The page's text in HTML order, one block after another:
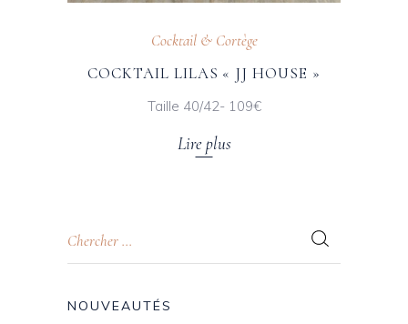
Cocktail & Cortège
COCKTAIL LILAS « JJ HOUSE »
Taille 40/42- 109€
Lire plus
NOUVEAUTÉS